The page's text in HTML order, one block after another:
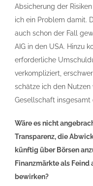
Absicherung der
ich ein Problem damit.
auch schon der Fall
AIG in den USA. Hinzu
erforderliche
verkompliziert,
schätze ich den
Gesellschaft insgesamt
Wäre es nicht
Transparenz, die
künftig über Börsen
Finanzmärkte als
bewirken?